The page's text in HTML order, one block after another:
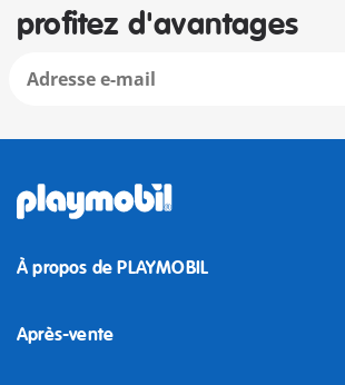
profitez d'avantages
À propos de PLAYMOBIL
Après-vente